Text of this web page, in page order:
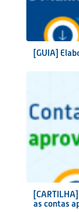
[GUIA]
as contas